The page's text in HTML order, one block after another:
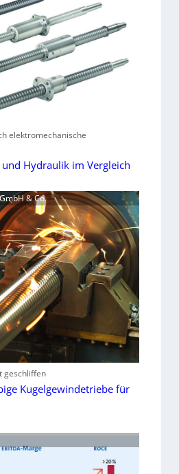
elektromechanische
Hydraulik im Vergleich
& Co.
geschliffen
Kugelgewindetriebe für